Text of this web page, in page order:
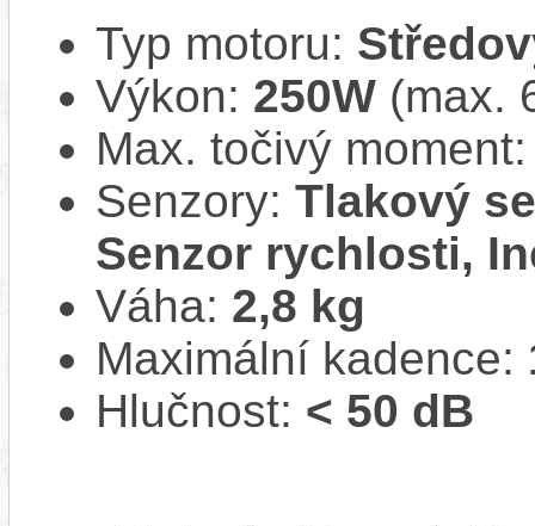
Typ motoru:
Výkon: 250W (max.
Max. točivý
Senzory: Tlakový
Senzor rychlosti,
Váha: 2,8 kg
Maximální kadence:
Hlučnost: < 50 dB